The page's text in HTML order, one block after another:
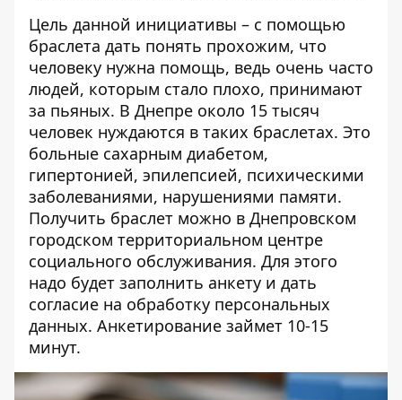
Цель данной инициативы – с помощью
браслета дать понять прохожим, что
человеку нужна помощь, ведь очень часто
людей, которым стало плохо, принимают
за пьяных. В Днепре около 15 тысяч
человек нуждаются в таких браслетах. Это
больные сахарным диабетом,
гипертонией, эпилепсией, психическими
заболеваниями, нарушениями памяти.
Получить браслет можно в Днепровском
городском территориальном центре
социального обслуживания. Для этого
надо будет заполнить анкету и дать
согласие на обработку персональных
данных. Анкетирование займет 10-15
минут.